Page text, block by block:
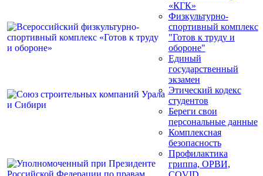
«КГК»
Физкультурно-
спортивный комплекс
"Готов к труду и
обороне"
Единый
государственный
экзамен
Этический кодекс
студентов
Береги свои
персональные данные
Комплексная
безопасность
Профилактика
гриппа, ОРВИ,